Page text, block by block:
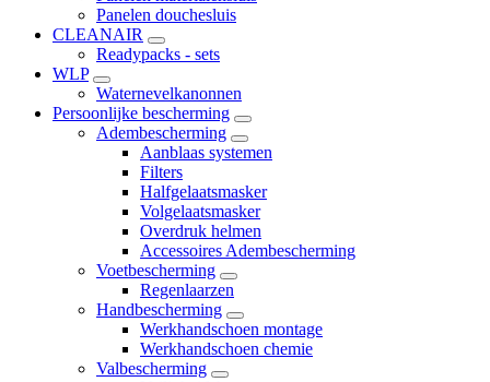
Panelen douchesluis
CLEANAIR
Readypacks - sets
WLP
Waternevelkanonnen
Persoonlijke bescherming
Adembescherming
Aanblaas systemen
Filters
Halfgelaatsmasker
Volgelaatsmasker
Overdruk helmen
Accessoires Adembescherming
Voetbescherming
Regenlaarzen
Handbescherming
Werkhandschoen montage
Werkhandschoen chemie
Valbescherming